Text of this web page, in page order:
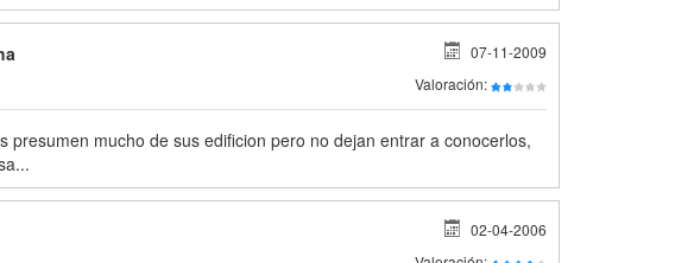
07-11-2009
Valoración:
presumen mucho de sus edificion pero no dejan entrar a conocerlos,
02-04-2006